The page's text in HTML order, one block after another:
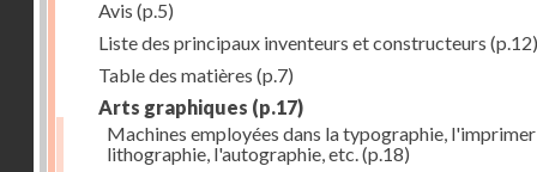
Avis (p.5)
Liste des principaux inventeurs et constructeurs (p.12)
Table des matières (p.7)
Arts graphiques (p.17)
Machines employées dans la typographie,
lithographie, l'autographie, etc. (p.18)